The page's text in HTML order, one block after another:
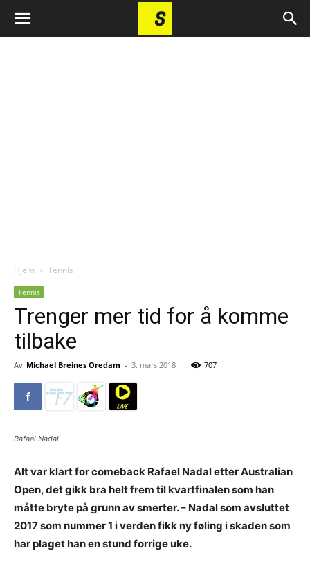
Hjem Tennis
Tennis
Trenger mer tid for å komme
tilbake
Av Michael Breines Oredam - 3. mars 2018 707
Rafael Nadal
Alt var klart for comeback Rafael Nadal etter Australian
Open, det gikk bra helt frem til kvartfinalen som han
måtte bryte på grunn av smerter. – Nadal som avsluttet
2017 som nummer 1 i verden fikk ny føling i skaden som
har plaget han en stund forrige uke.